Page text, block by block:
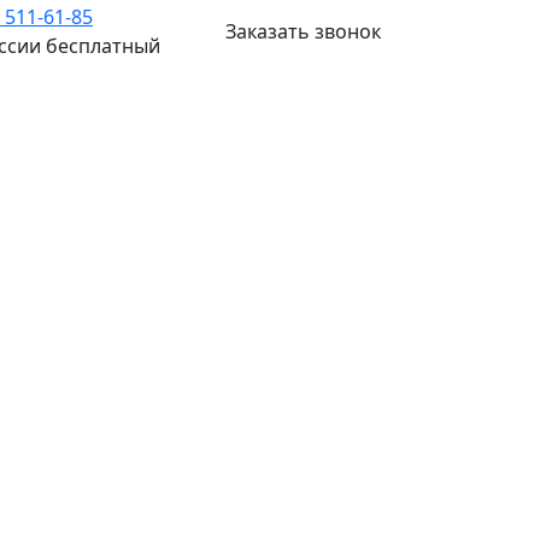
61-85
бесплатный
Заказать звонок